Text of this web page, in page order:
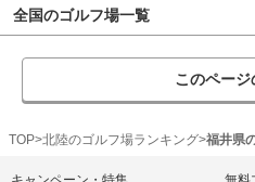
全国のゴルフ場一覧
このページ
TOP 北陸のゴルフ場ランキング 福井県